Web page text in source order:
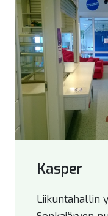
Kasper
Liikuntahallin